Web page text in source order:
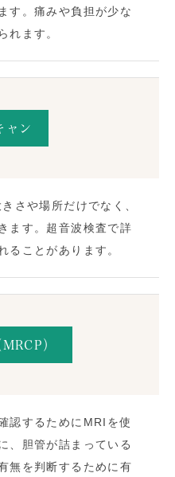
す。痛みや負担が少な
れます。
ャン
さや場所だけでなく、
ます。超音波検査で詳
ることがあります。
）
認するためにMRIを使
、胆管が詰まっている
無を判断するために有